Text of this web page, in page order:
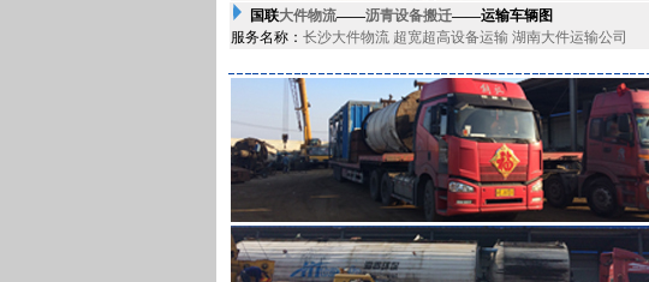
国联大件物流——沥青设备搬迁——运输车辆图
服务名称： 长沙大件物流 超宽超高设备运输 湖南大件运输公司